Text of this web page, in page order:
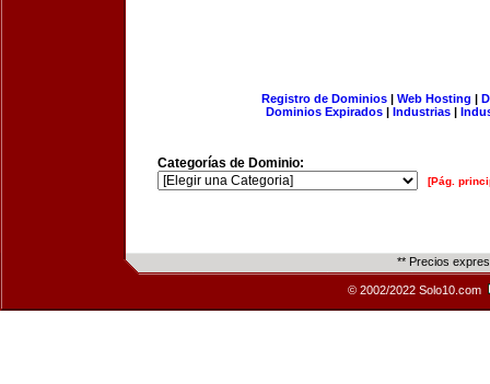
Registro de Dominios| Web Hosting |
Dominios Expirados | Industrias |
Categorías de Dominio:
[Pág.
** Precios
© 2002/2022 Solo10.com